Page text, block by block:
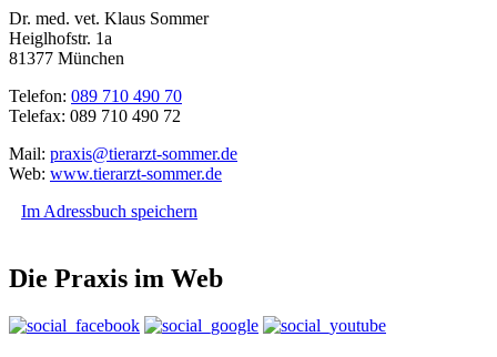
Dr. med. vet. Klaus Sommer
Heiglhofstr. 1a
81377 München
Telefon: 089 710 490 70
Telefax: 089 710 490 72
Mail: praxis@tierarzt-sommer.de
Web: www.tierarzt-sommer.de
Im Adressbuch speichern
Die Praxis im Web